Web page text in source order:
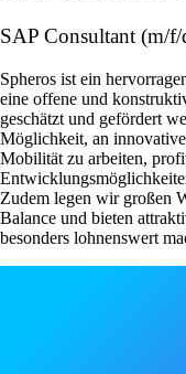
SAP Consultant (m/
Spheros ist ein
eine offene und
geschätzt und gefördert
Möglichkeit, an
Mobilität zu arbeiten,
Zudem legen wir großen
Balance und bieten
besonders lohnenswert